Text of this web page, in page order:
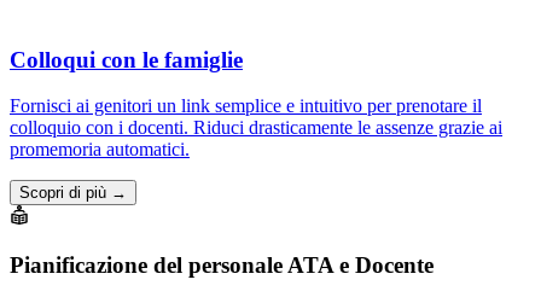
Colloqui con le famiglie
Fornisci ai genitori un link semplice e intuitivo per prenotare il
colloquio con i docenti. Riduci drasticamente le assenze grazie ai
promemoria automatici.
Scopri di più →
Pianificazione del personale ATA e Docente